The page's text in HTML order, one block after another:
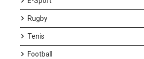
Rugby
Tenis
Football